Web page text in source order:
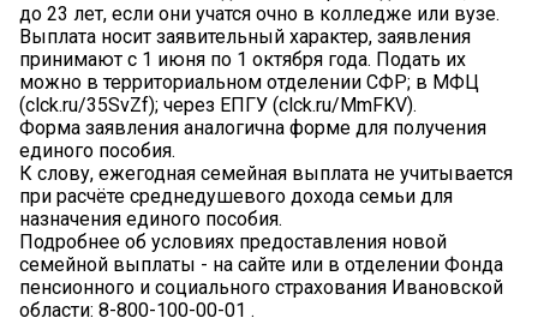
до 23 лет, если они учатся очно в колледже или вузе.
Выплата носит заявительный характер, заявления
принимают с 1 июня по 1 октября года. Подать их
можно в территориальном отделении СФР; в МФЦ
(clck.ru/35SvZf); через ЕПГУ (clck.ru/MmFKV).
Форма заявления аналогична форме для получения
единого пособия.
К слову, ежегодная семейная выплата не учитывается
при расчёте среднедушевого дохода семьи для
назначения единого пособия.
Подробнее об условиях предоставления новой
семейной выплаты - на сайте или в отделении Фонда
пенсионного и социального страхования Ивановской
области: 8-800-100-00-01 .